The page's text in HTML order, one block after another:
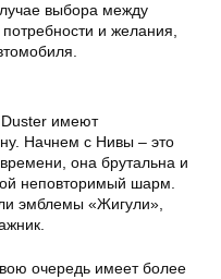
выбора между
и желания,
имеют
Начнем с Нивы – это
она брутальна и
неповторимый шарм.
эмблемы «Жигули»,
очередь имеет более